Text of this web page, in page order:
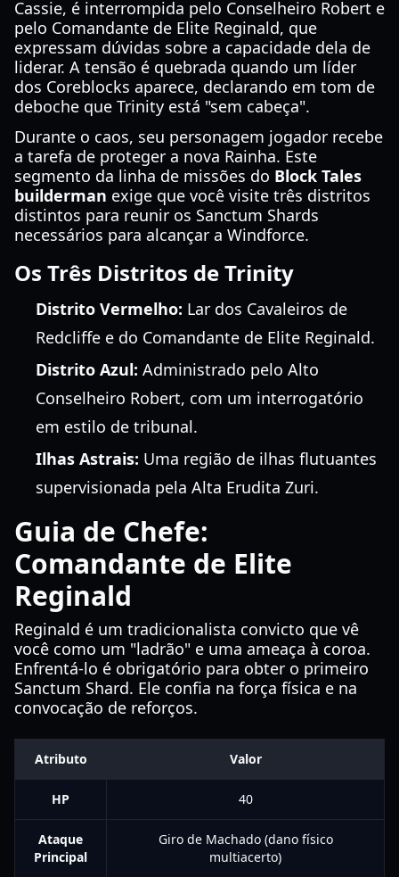
Cassie, é interrompida pelo Conselheiro Robert e
pelo Comandante de Elite Reginald, que
expressam dúvidas sobre a capacidade dela de
liderar. A tensão é quebrada quando um líder
dos Coreblocks aparece, declarando em tom de
deboche que Trinity está "sem cabeça".
Durante o caos, seu personagem jogador recebe
a tarefa de proteger a nova Rainha. Este
segmento da linha de missões do Block Tales
builderman exige que você visite três distritos
distintos para reunir os Sanctum Shards
necessários para alcançar a Windforce.
Os Três Distritos de Trinity
Distrito Vermelho: Lar dos Cavaleiros de
Redcliffe e do Comandante de Elite Reginald.
Distrito Azul: Administrado pelo Alto
Conselheiro Robert, com um interrogatório
em estilo de tribunal.
Ilhas Astrais: Uma região de ilhas flutuantes
supervisionada pela Alta Erudita Zuri.
Guia de Chefe:
Comandante de Elite
Reginald
Reginald é um tradicionalista convicto que vê
você como um "ladrão" e uma ameaça à coroa.
Enfrentá-lo é obrigatório para obter o primeiro
Sanctum Shard. Ele confia na força física e na
convocação de reforços.
Atributo Valor
HP 40
Ataque
Principal
Giro de Machado (dano físico
multiacerto)